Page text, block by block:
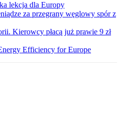
lekcja dla Europy
za przegrany węglowy spór z
Kierowcy płacą już prawie 9 zł
Efficiency for Europe